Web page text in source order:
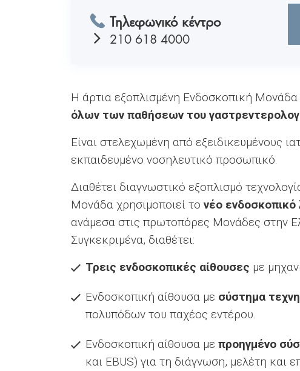
Τηλεφωνικό κέντρο
210 618 4000
Η άρτια εξοπλισμένη Ενδοσκοπική
όλων των παθήσεων του
Είναι στελεχωμένη από εξειδικευμένους
εκπαιδευμένο νοσηλευτικό προσωπικό.
Διαθέτει διαγνωστικό εξοπλισμό
Μονάδα χρησιμοποιεί το νέο
ανάμεσα στις πρωτοπόρες Μονάδες στην
Συγκεκριμένα, διαθέτει:
Τρεις ενδοσκοπικές αίθουσες με
Ενδοσκοπική αίθουσα με σύστημα
πολυπόδων του παχέος εντέρου.
Ενδοσκοπική αίθουσα με προηγμένο
και EBUS) για τη διάγνωση, μελέτη και